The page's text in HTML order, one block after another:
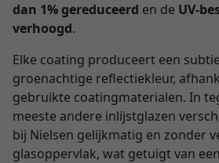
dan 1% gereduceerd en de UV-
verhoogd.
Elke coating produceert een
groenachtige reflectiekleur,
gebruikte coatingmaterialen. In
meeste andere inlijstglazen
bij Nielsen gelijkmatig en zonder
glasoppervlak, wat getuigt van